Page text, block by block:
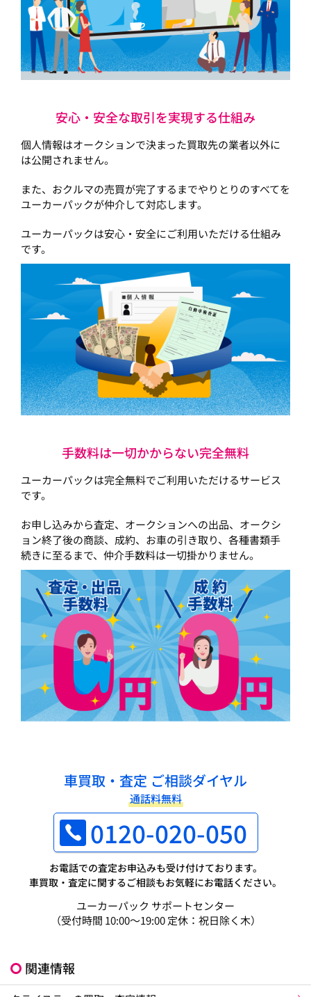
安心・安全な取引を実現する仕組み
個人情報はオークションで決まった買取先の業者以外に
は公開されません。
また、おクルマの売買が完了するまでやりとりのすべてを
ユーカーパックが仲介して対応します。
ユーカーパックは安心・安全にご利用いただける仕組み
です。
手数料は一切かからない完全無料
ユーカーパックは完全無料でご利用いただけるサービス
です。
お申し込みから査定、オークションへの出品、オークシ
ョン終了後の商談、成約、お車の引き取り、各種書類手
続きに至るまで、仲介手数料は一切掛かりません。
車買取・査定 ご相談ダイヤル
通話料無料
0120-020-050
お電話での査定お申込みも受け付けております。
車買取・査定に関するご相談もお気軽にお電話ください。
ユーカーパック サポートセンター
（受付時間 10:00～19:00 定休：祝日除く木）
関連情報